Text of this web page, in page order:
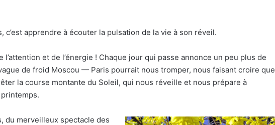
apprendre à écouter la pulsation de la vie à son réveil.
l’attention et de l’énergie ! Chaque jour qui passe annonce un peu plus de
de froid Moscou — Paris pourrait nous tromper, nous faisant croire que
la course montante du Soleil, qui nous réveille et nous prépare à
du merveilleux spectacle des